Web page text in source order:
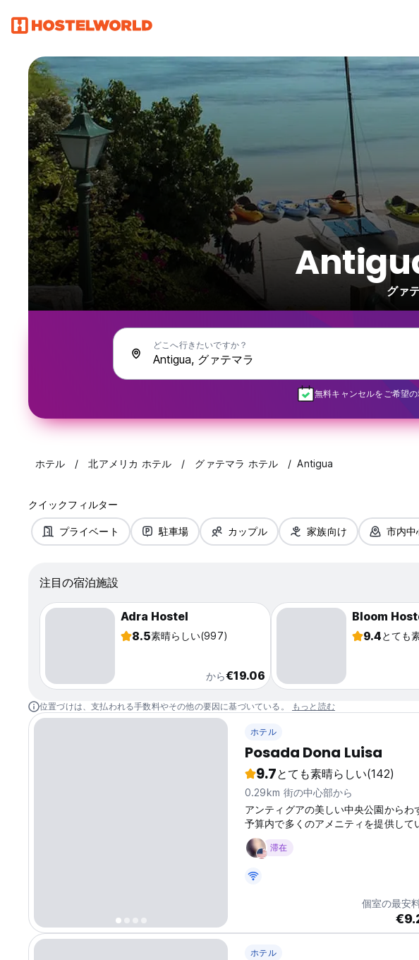
グァ
どこへ行きたいですか？
無料キャンセルをご希望
ホテル 北アメリカ ホテル グァテマラ ホテル Antigua
クイックフィルター
プライベート 駐車場 カップル 家族向け 市内中
注目の宿泊施設
Adra Hostel
8.5素晴らしい(997)
から€19.06
Bloom
9.4とても
位置づけは、支払われる手数料やその他の要因に基づいている。 もっと読む
ホテル
Posada Dona Luisa
9.7とても素晴らしい(142)
0.29km 街の中心部から
アンティグアの美しい中央公園からわ
予算内で多くのアメニティを提供して
滞在
個室の最安
ホテル